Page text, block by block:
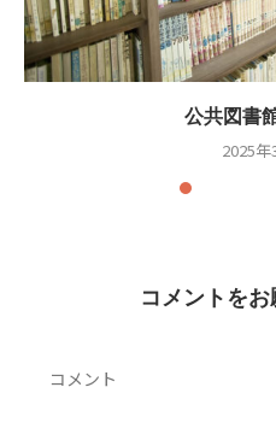
公共図書
2025年
コメントをお